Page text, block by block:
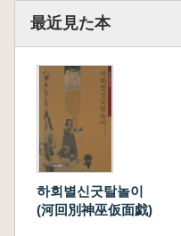
最近見た本
하회별신굿탈놀이
(河回別神巫仮面戯)